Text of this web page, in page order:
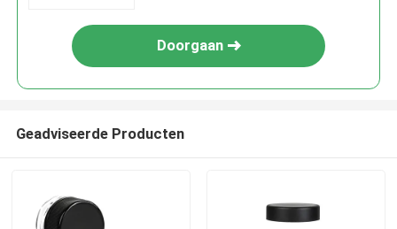
Doorgaan
Geadviseerde Producten